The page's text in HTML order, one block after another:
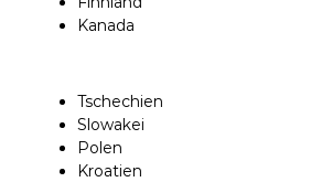
Kanada
Tschechien
Slowakei
Polen
Kroatien